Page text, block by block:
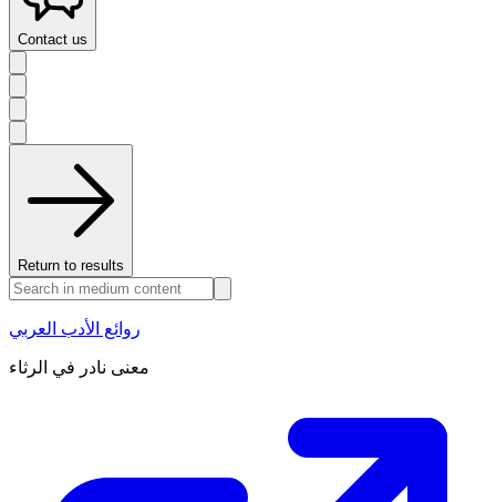
Contact us
Return to results
روائع الأدب العربي
معنى نادر في الرثاء